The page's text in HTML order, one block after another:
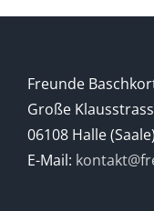
Freunde
Große
06108 Halle (Saale)
E-Mail: